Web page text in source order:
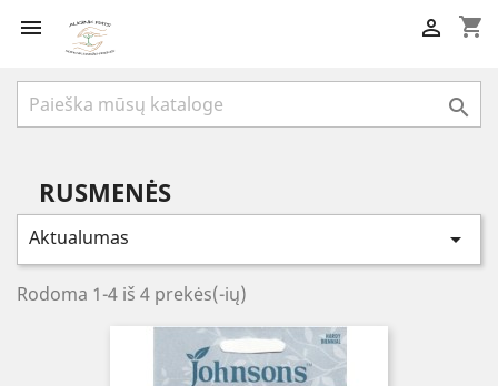
 shopping_cart


RUSMENĖS
Aktualumas 
Rodoma 1-4 iš 4 prekės(-ių)